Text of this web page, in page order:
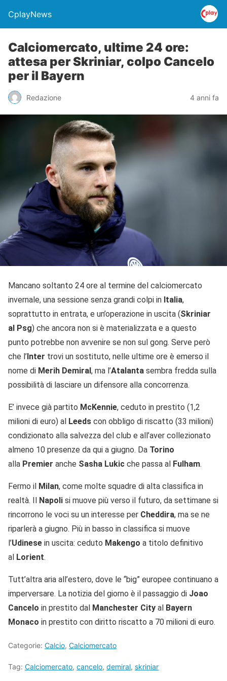
CplayNews
Calciomercato, ultime 24 ore:
attesa per Skriniar, colpo Cancelo
per il Bayern
Redazione 4 anni fa
Mancano soltanto 24 ore al termine del calciomercato
invernale, una sessione senza grandi colpi in Italia,
soprattutto in entrata, e un’operazione in uscita (Skriniar
al Psg) che ancora non si è materializzata e a questo
punto potrebbe non avvenire se non sul gong. Serve però
che l’Inter trovi un sostituto, nelle ultime ore è emerso il
nome di Merih Demiral, ma l’Atalanta sembra fredda sulla
possibilità di lasciare un difensore alla concorrenza.
E’ invece già partito McKennie, ceduto in prestito (1,2
milioni di euro) al Leeds con obbligo di riscatto (33 milioni)
condizionato alla salvezza del club e all’aver collezionato
almeno 10 presenze da qui a giugno. Da Torino
alla Premier anche Sasha Lukic che passa al Fulham.
Fermo il Milan, come molte squadre di alta classifica in
realtà. Il Napoli si muove più verso il futuro, da settimane si
rincorrono le voci su un interesse per Cheddira, ma se ne
riparlerà a giugno. Più in basso in classifica si muove
l’Udinese in uscita: ceduto Makengo a titolo definitivo
al Lorient.
Tutt’altra aria all’estero, dove le “big” europee continuano a
imperversare. La notizia del giorno è il passaggio di Joao
Cancelo in prestito dal Manchester City al Bayern
Monaco in prestito con diritto riscatto a 70 milioni di euro.
Categorie: Calcio, Calciomercato
Tag: Calciomercato, cancelo, demiral, skriniar